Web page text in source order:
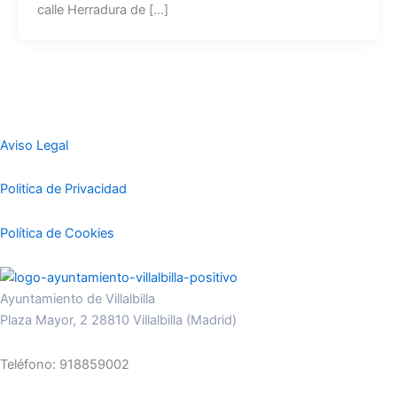
calle Herradura de […]
Aviso Legal
Politica de Privacidad
Política de Cookies
Ayuntamiento de Villalbilla
Plaza Mayor, 2 28810 Villalbilla (Madrid)
Teléfono: 918859002